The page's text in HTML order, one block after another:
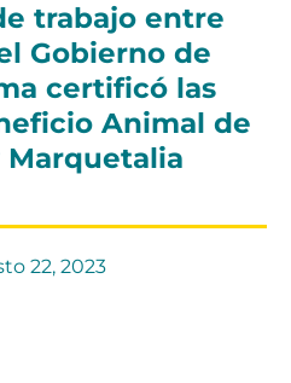
trabajo entre
Gobierno de
certificó las
Animal de
Marquetalia
22, 2023